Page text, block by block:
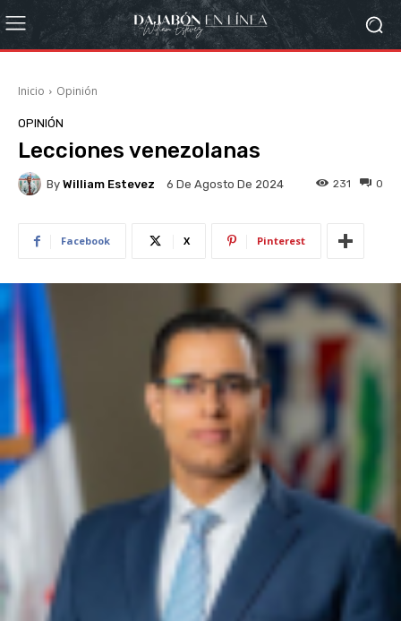
Inicio Opinión
OPINIÓN
Lecciones venezolanas
By William Estevez 6 De Agosto De 2024 0
231
Facebook X Pinterest